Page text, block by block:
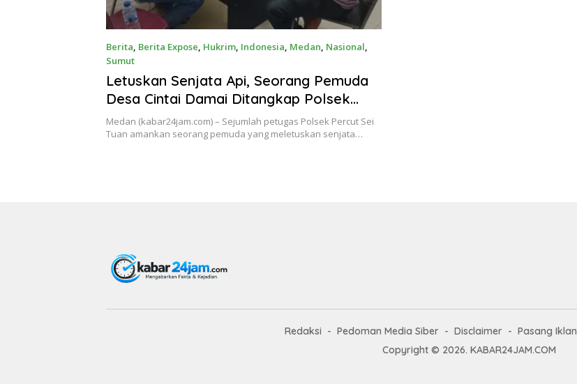
Berita, Berita Expose, Hukrim, Indonesia, Medan, Nasional,
Sumut
Juli 4, 2022
Letuskan Senjata Api, Seorang Pemuda
Desa Cintai Damai Ditangkap Polsek
Percut Sei Tuan
Medan (kabar24jam.com) – Sejumlah petugas Polsek Percut Sei
Tuan amankan seorang pemuda yang meletuskan senjata…
Redaksi Pedoman Media Siber Disclaimer Pasang Iklan
Copyright © 2026. KABAR24JAM.COM